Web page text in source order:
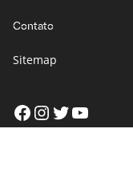
Contato
Sitemap
Facebook
Instagram
Twitter
Youtube